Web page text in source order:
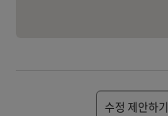
수정 제안하기